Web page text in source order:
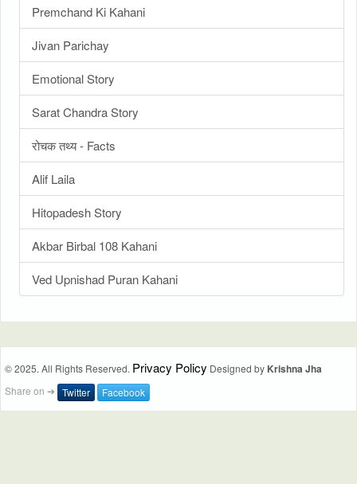
Premchand Ki Kahani
Jivan Parichay
Emotional Story
Sarat Chandra Story
रोचक तथ्य - Facts
Alif Laila
Hitopadesh Story
Akbar Birbal 108 Kahani
Ved Upnishad Puran Kahani
© 2025. All Rights Reserved. Privacy Policy Designed by Krishna Jha
Share on ➔ Twitter Facebook